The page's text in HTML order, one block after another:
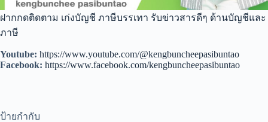
ฝากกดติดตาม เก่งบัญชี ภาษีบรรเทา รับข่าวสารดีๆ ด้านบัญชีและ
ภาษี
Youtube: https://www.youtube.com/@kengbuncheepasibuntao
Facebook: https://www.facebook.com/kengbuncheepasibuntao
ป้ายกำกับ